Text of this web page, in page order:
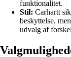
funktionalitet.
Stil: Carhartt
beskyttelse,
udvalg af